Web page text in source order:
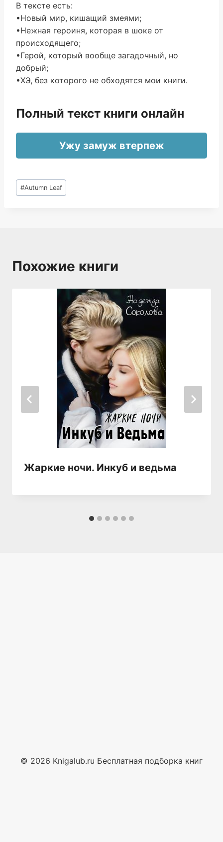
В тексте есть:
•Новый мир, кишащий змеями;
•Нежная героиня, которая в шоке от
происходящего;
•Герой, который вообще загадочный, но
добрый;
•ХЭ, без которого не обходятся мои книги.
Полный текст книги онлайн
Ужу замуж втерпеж
Метки
записи:
#Autumn Leaf
Похожие книги
Жаркие ночи. Инкуб и ведьма
© 2026 Knigalub.ru Бесплатная подборка книг